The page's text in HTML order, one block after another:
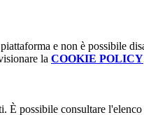
e non è possibile
la COOKIE POLICY
È possibile consultare